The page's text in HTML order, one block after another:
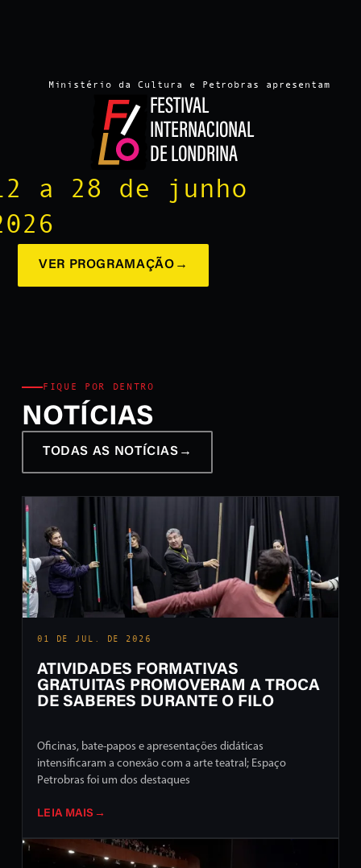
Ministério da Cultura e Petrobras apresentam
FESTIVAL
INTERNACIONAL
DE LONDRINA
a 28 de junho
VER PROGRAMAÇÃO →
FIQUE POR DENTRO
NOTÍCIAS
TODAS AS NOTÍCIAS →
01 DE JUL. DE 2026
ATIVIDADES FORMATIVAS
GRATUITAS PROMOVERAM A TROCA
DE SABERES DURANTE O FILO
Oficinas, bate-papos e apresentações didáticas
intensificaram a conexão com a arte teatral; Espaço
Petrobras foi um dos destaques
LEIA MAIS →